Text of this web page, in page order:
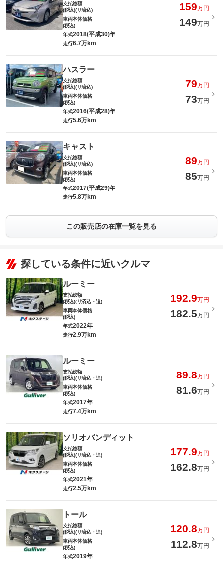
支払総額
(税込)(リ済込)
159万円
車両本体価格
(税込)
149万円
年式2018(平成30)年
走行6.7万km
ハスラー
支払総額
(税込)(リ済込)
79万円
車両本体価格
(税込)
73万円
年式2016(平成28)年
走行5.6万km
キャスト
支払総額
(税込)(リ済込)
89万円
車両本体価格
(税込)
85万円
年式2017(平成29)年
走行5.8万km
この販売店の在庫一覧を見る
探している条件に近いクルマ
ルーミー
支払総額
(税込)(リ済込・追)
192.9万円
車両本体価格
(税込)
182.5万円
年式2022年
走行2.9万km
ルーミー
支払総額
(税込)(リ済込・追)
89.8万円
車両本体価格
(税込)
81.6万円
年式2017年
走行7.4万km
ソリオバンディット
支払総額
(税込)(リ済込・追)
177.9万円
車両本体価格
(税込)
162.8万円
年式2021年
走行2.5万km
トール
支払総額
(税込)(リ済込・追)
120.8万円
車両本体価格
(税込)
112.8万円
年式2019年